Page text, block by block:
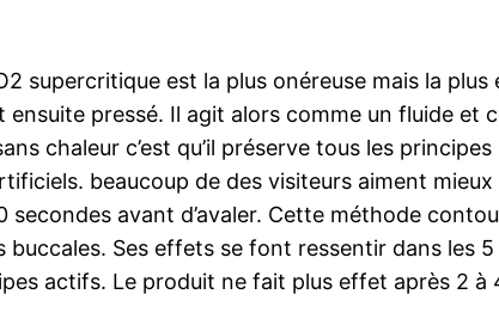
supercritique est la plus onéreuse mais la
ensuite pressé. Il agit alors comme un fluide et
chaleur c’est qu’il préserve tous les
beaucoup de des visiteurs aiment
secondes avant d’avaler. Cette méthode
buccales. Ses effets se font ressentir dans
actifs. Le produit ne fait plus effet après 2 à